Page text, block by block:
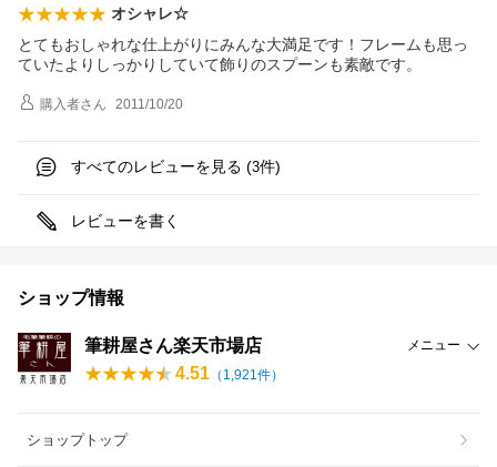
オシャレ☆
とてもおしゃれな仕上がりにみんな大満足です！フレームも思っ
ていたよりしっかりしていて飾りのスプーンも素敵です。
購入者さん 2011/10/20
すべてのレビューを見る (3件)
レビューを書く
ショップ情報
筆耕屋さん楽天市場店 メニュー
4.51 （ 1,921件）
ショップトップ